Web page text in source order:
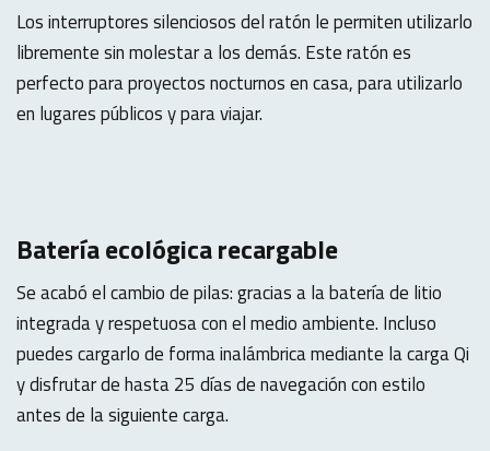
Los interruptores silenciosos del ratón le permiten utilizarlo
libremente sin molestar a los demás. Este ratón es
perfecto para proyectos nocturnos en casa, para utilizarlo
en lugares públicos y para viajar.
Batería ecológica recargable
Se acabó el cambio de pilas: gracias a la batería de litio
integrada y respetuosa con el medio ambiente. Incluso
puedes cargarlo de forma inalámbrica mediante la carga Qi
y disfrutar de hasta 25 días de navegación con estilo
antes de la siguiente carga.